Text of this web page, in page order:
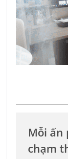
Mỗi ấn
chạm